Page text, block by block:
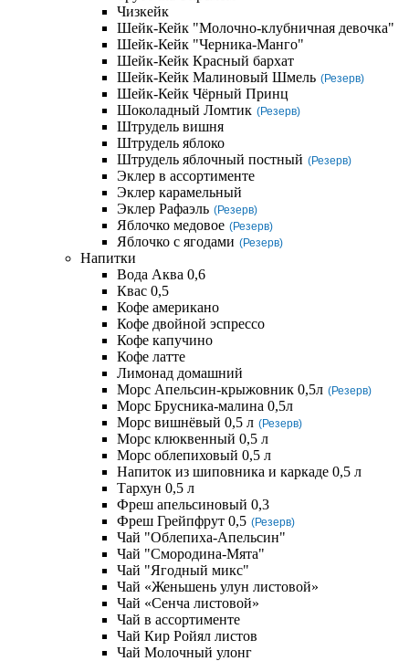
Чизкейк
Шейк-Кейк "Молочно-клубничная девочка"
Шейк-Кейк "Черника-Манго"
Шейк-Кейк Красный бархат
Шейк-Кейк Малиновый Шмель (Резерв)
Шейк-Кейк Чёрный Принц
Шоколадный Ломтик (Резерв)
Штрудель вишня
Штрудель яблоко
Штрудель яблочный постный (Резерв)
Эклер в ассортименте
Эклер карамельный
Эклер Рафаэль (Резерв)
Яблочко медовое (Резерв)
Яблочко с ягодами (Резерв)
Напитки
Вода Аква 0,6
Квас 0,5
Кофе американо
Кофе двойной эспрессо
Кофе капучино
Кофе латте
Лимонад домашний
Морс Апельсин-крыжовник 0,5л (Резерв)
Морс Брусника-малина 0,5л
Морс вишнёвый 0,5 л (Резерв)
Морс клюквенный 0,5 л
Морс облепиховый 0,5 л
Напиток из шиповника и каркаде 0,5 л
Тархун 0,5 л
Фреш апельсиновый 0,3
Фреш Грейпфрут 0,5 (Резерв)
Чай "Облепиха-Апельсин"
Чай "Смородина-Мята"
Чай "Ягодный микс"
Чай «Женьшень улун листовой»
Чай «Сенча листовой»
Чай в ассортименте
Чай Кир Ройял листов
Чай Молочный улонг